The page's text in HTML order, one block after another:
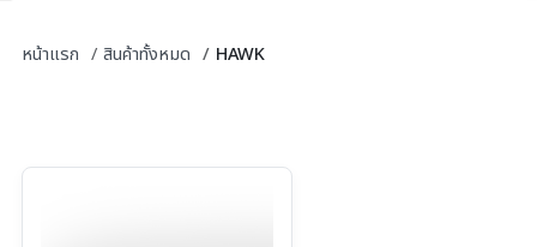
หน้าแรก สินค้าทั้งหมด HAWK